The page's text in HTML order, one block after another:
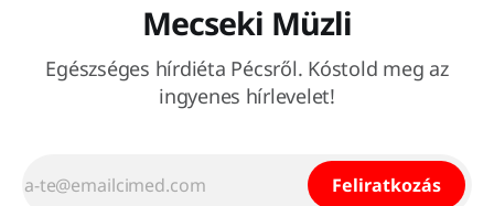
Mecseki Müzli
Egészséges hírdiéta Pécsről. Kóstold meg az
ingyenes hírlevelet!
Feliratkozás